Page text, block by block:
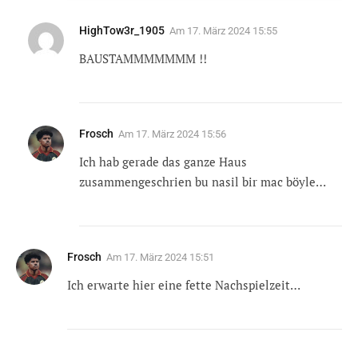
HighTow3r_1905 Am 17. März 2024 15:55
BAUSTAMMMMMMM !!
Frosch Am 17. März 2024 15:56
Ich hab gerade das ganze Haus
zusammengeschrien bu nasil bir mac böyle…
Frosch Am 17. März 2024 15:51
Ich erwarte hier eine fette Nachspielzeit…